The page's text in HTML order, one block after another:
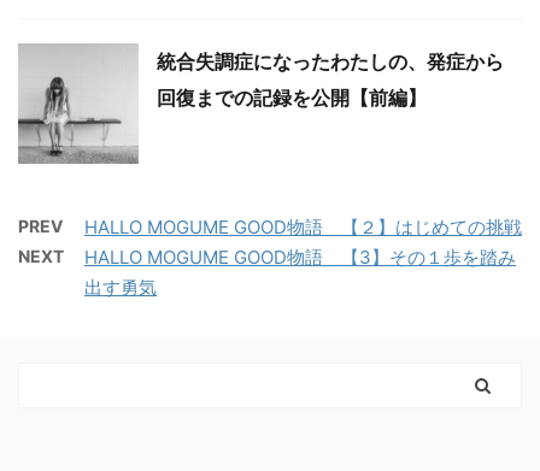
統合失調症になったわたしの、発症から
回復までの記録を公開【前編】
PREV HALLO MOGUME GOOD物語 【２】はじめての挑戦
NEXT
HALLO MOGUME GOOD物語 【3】その１歩を踏み
出す勇気